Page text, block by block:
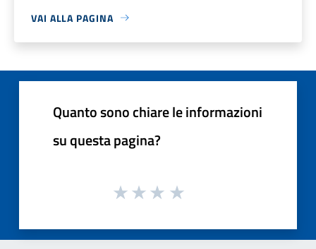
VAI ALLA PAGINA
Quanto sono chiare le informazioni
su questa pagina?